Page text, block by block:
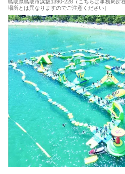
鳥取県鳥取市浜坂1390‐228（こちらは事務局所
場所とは異なりますのでご注意ください）